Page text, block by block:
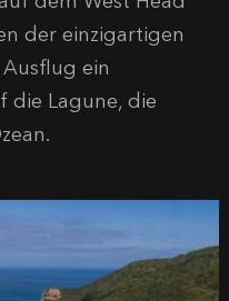
der einzigartigen
ein
die Lagune, die